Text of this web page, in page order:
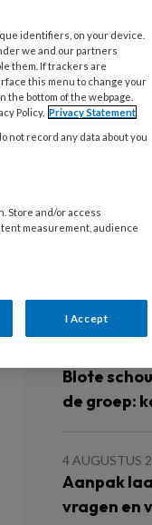
KOTcast –
kort, je
een bil
7 AUGUSTUS
Kinderen
je ’s
Blote
de groep:
4 AUGUSTUS
Aanpak
vragen en
identifiers, on your device.
we and our partners
them. If trackers are
this menu to change your
bottom of the webpage.
Policy. Privacy Statement
not record any data about you
Store and/or access
measurement, audience
I Accept